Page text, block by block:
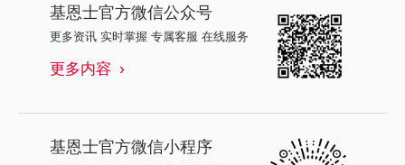
基恩士官方微信公众号
更多资讯 实时掌握 专属客服 在线服务
更多内容
基恩士官方微信小程序